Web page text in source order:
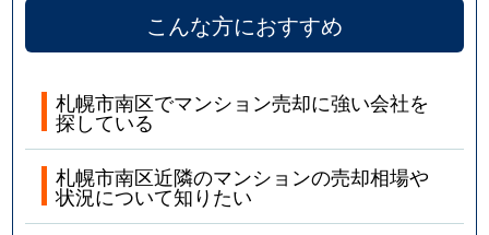
こんな方におすすめ
札幌市南区でマンション売却に強い会社を
探している
札幌市南区近隣のマンションの売却相場や
状況について知りたい